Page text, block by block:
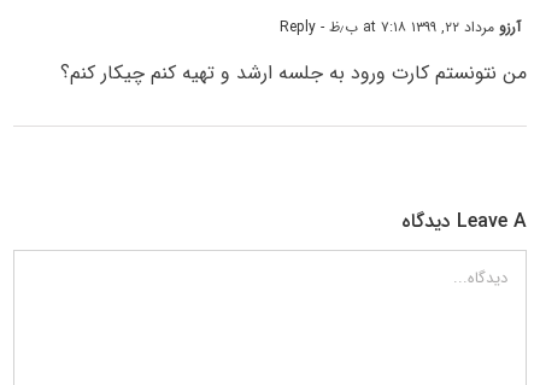
آرزومرداد ۲۲, ۱۳۹۹ at ۷:۱۸ ب٫ظ - Reply
من نتونستم کارت ورود به جلسه ارشد و تهیه کنم چیکار کنم؟
Leave A دیدگاه
دیدگاه